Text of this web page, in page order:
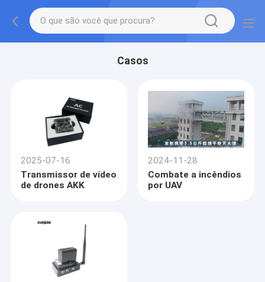
Casos
2025-07-16
Transmissor de vídeo
de drones AKK
2024-11-28
Combate a incêndios
por UAV